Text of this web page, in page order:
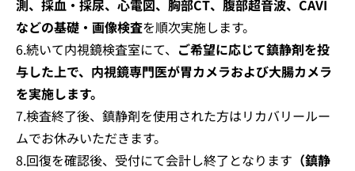
測、採血・採尿、心電図、胸部CT、腹部超音波、CAVI
などの基礎・画像検査を順次実施します。
6.続いて内視鏡検査室にて、 ご希望に応じて鎮静剤を投
与した上で、内視鏡専門医が胃カメラおよび大腸カメラ
を実施します。
7.検査終了後、鎮静剤を使用された方はリカバリールー
ムでお休みいただきます。
8.回復を確認後、受付にて会計し終了となります （鎮静